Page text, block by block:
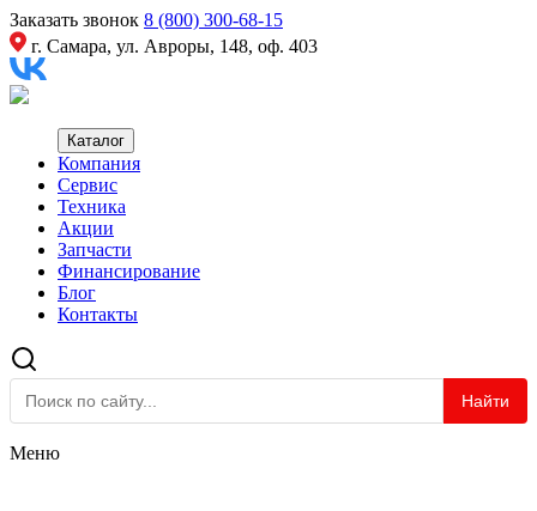
Заказать звонок 8 (800) 300-68-15
г. Самара, ул. Авроры, 148, оф. 403
Каталог
Компания
Сервис
Техника
Акции
Запчасти
Финансирование
Блог
Контакты
Найти
Меню